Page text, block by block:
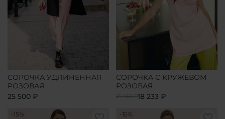
СОРОЧКА УДЛИНЕННАЯ
РОЗОВАЯ
25 500 ₽
СОРОЧКА С КРУЖЕВОМ
РОЗОВАЯ
21 450 ₽18 233 ₽
-15% -15%